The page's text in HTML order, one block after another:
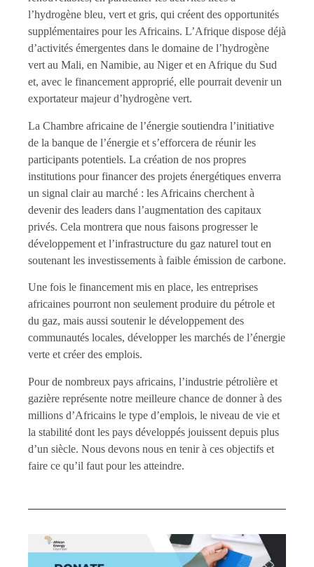
l’hydrogène bleu, vert et gris, qui créent des opportunités
supplémentaires pour les Africains. L’Afrique dispose déjà
d’activités émergentes dans le domaine de l’hydrogène
vert au Mali, en Namibie, au Niger et en Afrique du Sud
et, avec le financement approprié, elle pourrait devenir un
exportateur majeur d’hydrogène vert.
La Chambre africaine de l’énergie soutiendra l’initiative
de la banque de l’énergie et s’efforcera de réunir les
participants potentiels. La création de nos propres
institutions pour financer des projets énergétiques enverra
un signal clair au marché : les Africains cherchent à
devenir des leaders dans l’augmentation des capitaux
privés. Cela montrera que nous faisons progresser le
développement et l’infrastructure du gaz naturel tout en
soutenant les investissements à faible émission de carbone.
Une fois le financement mis en place, les entreprises
africaines pourront non seulement produire du pétrole et
du gaz, mais aussi soutenir le développement des
communautés locales, développer les marchés de l’énergie
verte et créer des emplois.
Pour de nombreux pays africains, l’industrie pétrolière et
gazière représente notre meilleure chance de donner à des
millions d’Africains le type d’emplois, le niveau de vie et
la stabilité dont les pays développés jouissent depuis plus
d’un siècle. Nous devons nous en tenir à ces objectifs et
faire ce qu’il faut pour les atteindre.